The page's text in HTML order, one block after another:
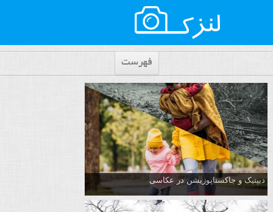
فهرست
دیپتیک و جاکستا‌پوزیشن در عکاسی